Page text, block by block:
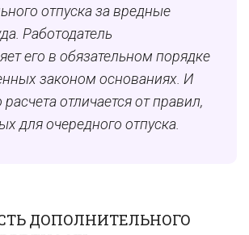
отпуска за вредные
Работодатель
его в обязательном порядке
законом основаниях. И
отличается от правил,
для очередного отпуска.
ДОПОЛНИТЕЛЬНОГО